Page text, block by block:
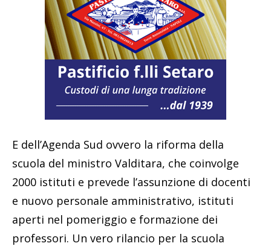
E dell’Agenda Sud ovvero la riforma della
scuola del ministro Valditara, che coinvolge
2000 istituti e prevede l’assunzione di docenti
e nuovo personale amministrativo, istituti
aperti nel pomeriggio e formazione dei
professori. Un vero rilancio per la scuola